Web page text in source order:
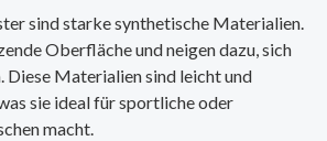
sind starke synthetische Materialien.
Oberfläche und neigen dazu, sich
Diese Materialien sind leicht und
sie ideal für sportliche oder
macht.